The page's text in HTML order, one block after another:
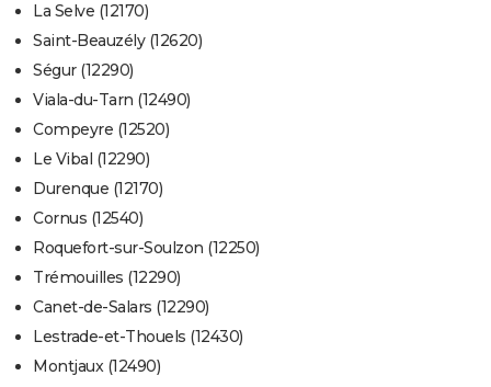
La Selve (12170)
Saint-Beauzély (12620)
Ségur (12290)
Viala-du-Tarn (12490)
Compeyre (12520)
Le Vibal (12290)
Durenque (12170)
Cornus (12540)
Roquefort-sur-Soulzon (12250)
Trémouilles (12290)
Canet-de-Salars (12290)
Lestrade-et-Thouels (12430)
Montjaux (12490)